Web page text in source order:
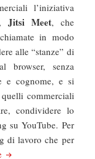
l’iniziativa
Jitsi Meet, che
in modo
alle “stanze” di
browser, senza
e cognome, e si
commerciali
condividere lo
su YouTube. Per
di lavoro che per
La Repubblica: